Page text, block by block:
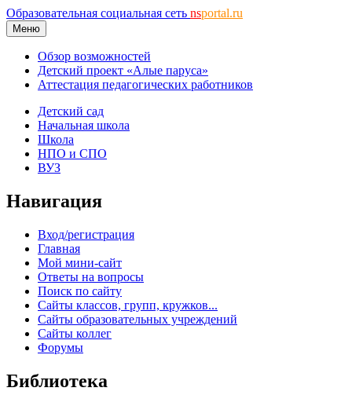
Образовательная социальная сеть nsportal.ru
Меню
Обзор возможностей
Детский проект «Алые паруса»
Аттестация педагогических работников
Детский сад
Начальная школа
Школа
НПО и СПО
ВУЗ
Навигация
Вход/регистрация
Главная
Мой мини-сайт
Ответы на вопросы
Поиск по сайту
Сайты классов, групп, кружков...
Сайты образовательных учреждений
Сайты коллег
Форумы
Библиотека